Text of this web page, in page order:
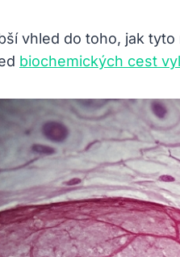
vhled do toho, jak
biochemických cest